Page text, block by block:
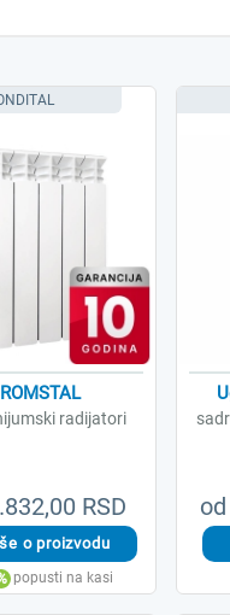
RSD
ROMSTAL
radijatori